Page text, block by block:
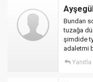
Bundan
tuzağa
şimdide
adaletmi
Yanıtla